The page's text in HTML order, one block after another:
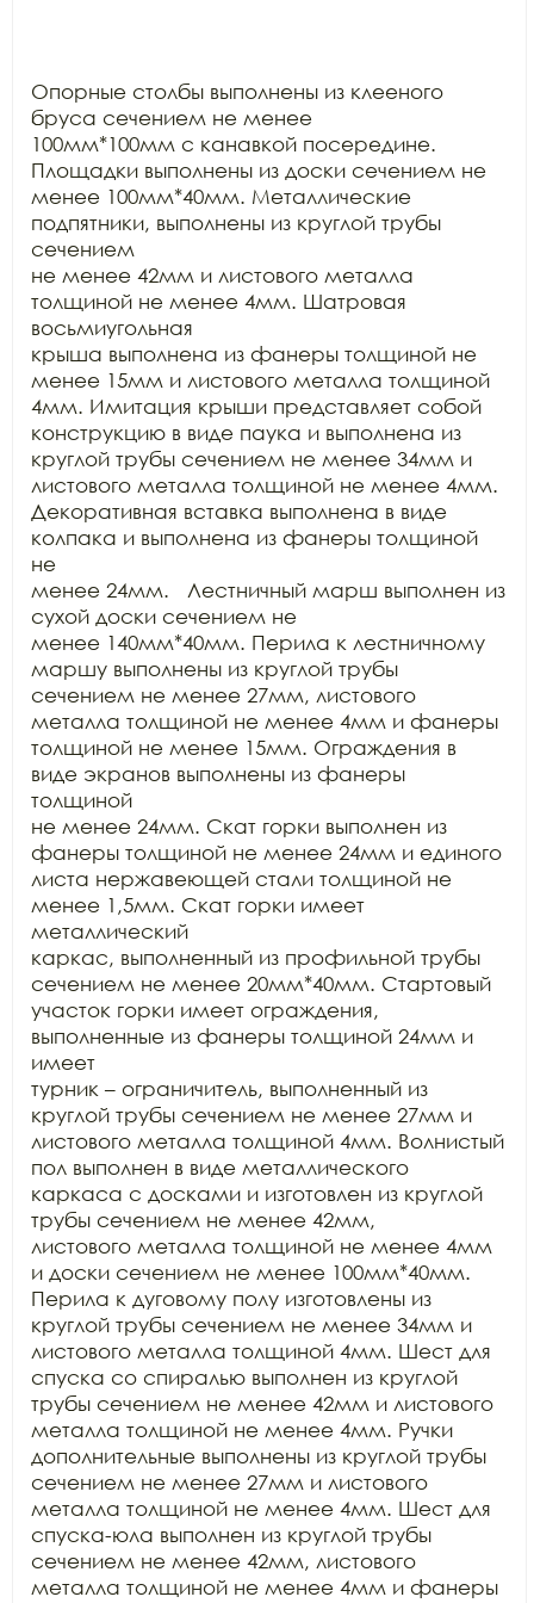
Опорные столбы выполнены из клееного
бруса сечением не менее
100мм*100мм с канавкой посередине.
Площадки выполнены из доски сечением не
менее 100мм*40мм. Металлические
подпятники, выполнены из круглой трубы
сечением
не менее 42мм и листового металла
толщиной не менее 4мм. Шатровая
восьмиугольная
крыша выполнена из фанеры толщиной не
менее 15мм и листового металла толщиной
4мм. Имитация крыши представляет собой
конструкцию в виде паука и выполнена из
круглой трубы сечением не менее 34мм и
листового металла толщиной не менее 4мм.
Декоративная вставка выполнена в виде
колпака и выполнена из фанеры толщиной
не
менее 24мм.   Лестничный марш выполнен из
сухой доски сечением не
менее 140мм*40мм. Перила к лестничному
маршу выполнены из круглой трубы
сечением не менее 27мм, листового
металла толщиной не менее 4мм и фанеры
толщиной не менее 15мм. Ограждения в
виде экранов выполнены из фанеры
толщиной
не менее 24мм. Скат горки выполнен из
фанеры толщиной не менее 24мм и единого
листа нержавеющей стали толщиной не
менее 1,5мм. Скат горки имеет
металлический
каркас, выполненный из профильной трубы
сечением не менее 20мм*40мм. Стартовый
участок горки имеет ограждения,
выполненные из фанеры толщиной 24мм и
имеет
турник – ограничитель, выполненный из
круглой трубы сечением не менее 27мм и
листового металла толщиной 4мм. Волнистый
пол выполнен в виде металлического
каркаса с досками и изготовлен из круглой
трубы сечением не менее 42мм,
листового металла толщиной не менее 4мм
и доски сечением не менее 100мм*40мм.
Перила к дуговому полу изготовлены из
круглой трубы сечением не менее 34мм и
листового металла толщиной 4мм. Шест для
спуска со спиралью выполнен из круглой
трубы сечением не менее 42мм и листового
металла толщиной не менее 4мм. Ручки
дополнительные выполнены из круглой трубы
сечением не менее 27мм и листового
металла толщиной не менее 4мм. Шест для
спуска-юла выполнен из круглой трубы
сечением не менее 42мм, листового
металла толщиной не менее 4мм и фанеры